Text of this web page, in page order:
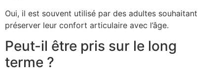
Oui, il est souvent utilisé par des adultes souhaitant
préserver leur confort articulaire avec l’âge.
Peut-il être pris sur le long
terme ?